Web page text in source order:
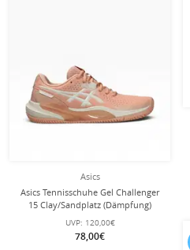
Asics
Asics Tennisschuhe Gel Challenger
15 Clay/Sandplatz (Dämpfung)
orange/weiss Damen
UVP: 120,00€
78,00€